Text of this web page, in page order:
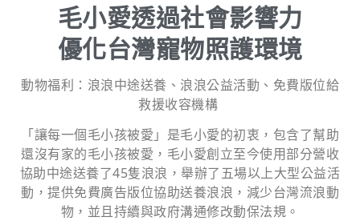
毛小愛透過社會影響力
優化台灣寵物照護環境
動物福利：浪浪中途送養、浪浪公益活動、免費版位給
救援收容機構
「讓每一個毛小孩被愛」是毛小愛的初衷，包含了幫助
還沒有家的毛小孩被愛，毛小愛創立至今使用部分營收
協助中途送養了45隻浪浪，舉辦了五場以上大型公益活
動，提供免費廣告版位協助送養浪浪，減少台灣流浪動
物，並且持續與政府溝通修改動保法規。